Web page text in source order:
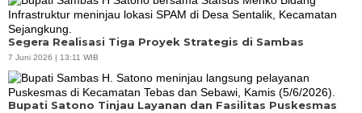
Segera Realisasi Tiga Proyek Strategis di Sambas
7 Juni 2026 | 13:11 WIB
Bupati Satono Tinjau Layanan dan Fasilitas Puskesmas